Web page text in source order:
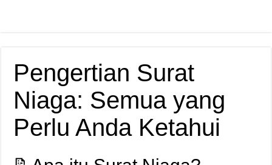
Pengertian Surat
Niaga: Semua yang
Perlu Anda Ketahui